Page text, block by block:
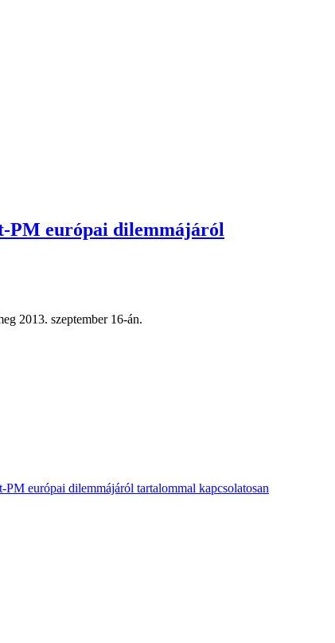
PM európai dilemmájáról
2013. szeptember 16-án.
PM európai dilemmájáról tartalommal kapcsolatosan